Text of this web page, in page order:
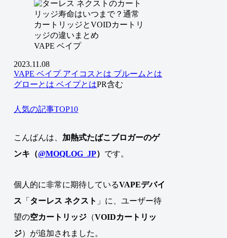
VAPE ベイプ
2023.11.08
VAPE ベイプアイコスとは プルームとは
グローとは ベイプとはPR含む
人気の記事TOP10
こんばんは、 加熱式たばこブロガーのゲ
ンキ（@MOQLOG_JP） です。
個人的に非常に期待しているVAPEデバイ
ス 「 ターレス ネクスト 」に、ユーザー待
望の空カートリッジ （VOIDカートリッ
ジ）が追加されました。